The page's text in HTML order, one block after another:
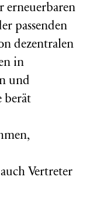
erneuerbaren
passenden
dezentralen
in
und
berät
Vertreter